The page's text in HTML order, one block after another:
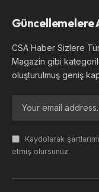
Güncellemelere
CSA Haber Sizlere
Magazin gibi
oluşturulmuş geniş
Kaydolarak
etmiş olursunuz.